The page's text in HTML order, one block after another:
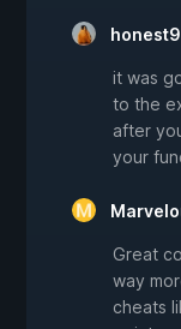
it was
to the
after
your
Great
way
cheats